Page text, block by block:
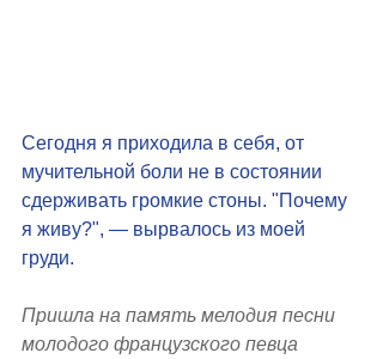
Сегодня я приходила в себя, от
мучительной боли не в состоянии
сдерживать громкие стоны. "Почему
я живу?", — вырвалось из моей
груди.
Пришла на память мелодия песни
молодого французского певца